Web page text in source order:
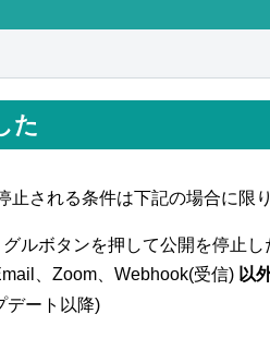
た
される条件は下記の場合に限り
ルボタンを押して公開を停止し
、Zoom、Webhook(受信) 以
デート以降)